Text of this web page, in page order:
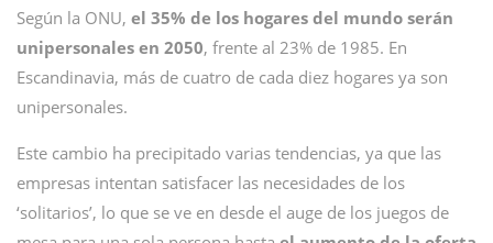
Según la ONU, el 35% de los hogares del mundo serán
unipersonales en 2050, frente al 23% de 1985. En
Escandinavia, más de cuatro de cada diez hogares ya son
unipersonales.
Este cambio ha precipitado varias tendencias, ya que las
empresas intentan satisfacer las necesidades de los
‘solitarios’, lo que se ve en desde el auge de los juegos de